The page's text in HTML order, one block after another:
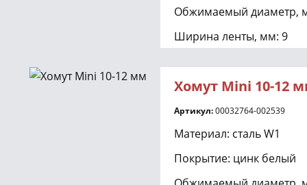
Обжимаемый диаметр,
Ширина ленты, мм: 9
шланга с внутренним
Хомут Mini 10-12
Артикул:00032764-002539
Материал: сталь W1
Покрытие: цинк белый